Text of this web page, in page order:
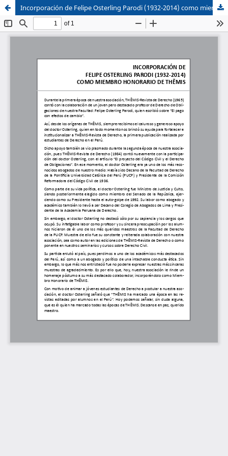
Sistema de
Bibliotecas
Facultad de
Derecho
Incorporación de Felipe Osterling Parodi (1932-2014) como miembro honorario de TH?MIS